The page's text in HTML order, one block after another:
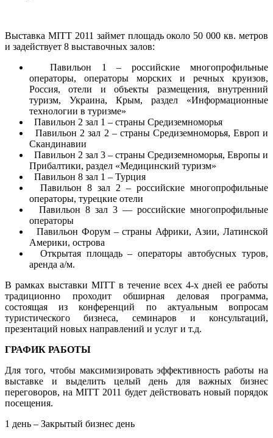
Выставка MITT 2011 займет площадь около 50 000 кв. метров
и задействует 8 выставочных залов:
Павильон 1 – российские многопрофильные
операторы, операторы морских и речных круизов,
Россия, отели и объекты размещения, внутренний
туризм, Украина, Крым, раздел «Информационные
технологии в туризме»
Павильон 2 зал 1 – страны Средиземноморья
Павильон 2 зал 2 – страны Средиземноморья, Европ и
Скандинавии
Павильон 2 зал 3 – страны Средиземноморья, Европы и
Прибалтики, раздел «Медицинский туризм»
Павильон 8 зал 1 – Турция
Павильон 8 зал 2 – российские многопрофильные
операторы, турецкие отели
Павильон 8 зал 3 — российские многопрофильные
операторы
Павильон Форум – страны Африки, Азии, Латинской
Америки, острова
Открытая площадь – операторы автобусных туров,
аренда а/м.
В рамках выставки MITT в течение всех 4-х дней ее работы
традиционно проходит обширная деловая программа,
состоящая из конференций по актуальным вопросам
туристического бизнеса, семинаров и консультаций,
презентаций новых направлений и услуг и т.д.
ГРАФИК РАБОТЫ
Для того, чтобы максимизировать эффективность работы на
выставке и выделить целый день для важных бизнес
переговоров, на MITT 2011 будет действовать новый порядок
посещения.
1 день – Закрытый бизнес день